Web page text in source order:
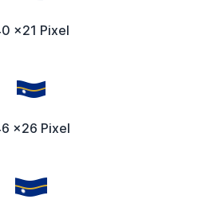
x21 Pixel
x26 Pixel